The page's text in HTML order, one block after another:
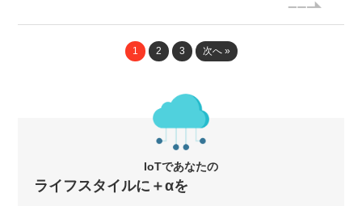
1 2 3 次へ »
IoTであなたの
ライフスタイルに＋αを